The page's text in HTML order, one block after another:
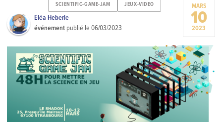
SCIENTIFIC-GAME-JAM JEUX-VIDEO
Eléa Heberle
événement publié le06/03/2023
MARS
10
2023